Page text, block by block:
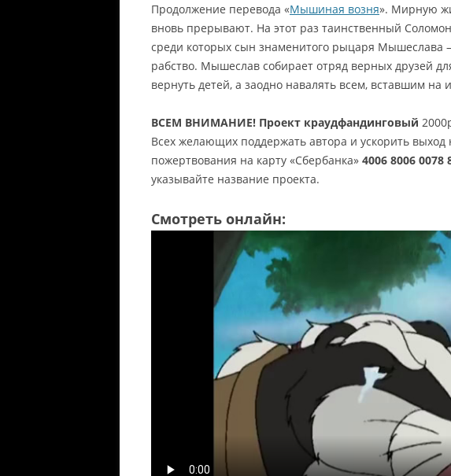
Продолжение перевода «Мышиная возня». Мирную
вновь прерывают. На этот раз таинственный
среди которых сын знаменитого рыцаря
рабство. Мышеслав собирает отряд верных друзей
вернуть детей, а заодно навалять всем, вставшим на
ВСЕМ ВНИМАНИЕ! Проект краудфандинговый
Всех желающих поддержать автора и ускорить
пожертвования на карту «Сбербанка» 4006 8006 0078
указывайте название проекта.
Смотреть онлайн: